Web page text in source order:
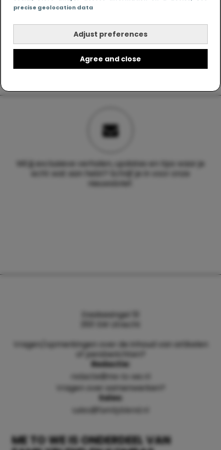
precise geolocation data
Adjust preferences
Agree and close
Wil jij exclusieve verhalen, updates en tips waar je
echt wat aan hebt? Schrijf je in voor onze
nieuwsbrief.
ME TO WE IS ONDERDEEL VAN
Daalsesingel 51
3511 SW Utrecht
Vragen/opmerkingen over de inhoud van artikelen
of persberichten?
Redactie:
redactie@me-to-we.nl
Vragen over samenwerken?
Sales:
sales@familyblend.nl